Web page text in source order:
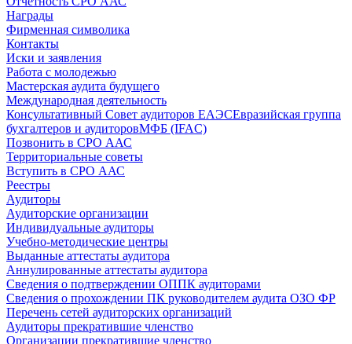
Награды
Фирменная символика
Контакты
Иски и заявления
Работа с молодежью
Мастерская аудита будущего
Международная деятельность
Консультативный Совет аудиторов ЕАЭСЕвразийская группа
бухгалтеров и аудиторовМФБ (IFAC)
Позвонить в СРО ААС
Территориальные советы
Вступить в СРО ААС
Реестры
Аудиторы
Аудиторские организации
Индивидуальные аудиторы
Учебно-методические центры
Выданные аттестаты аудитора
Аннулированные аттестаты аудитора
Сведения о подтверждении ОППК аудиторами
Сведения о прохождении ПК руководителем аудита ОЗО ФР
Перечень сетей аудиторских организаций
Аудиторы прекратившие членство
Организации прекратившие членство